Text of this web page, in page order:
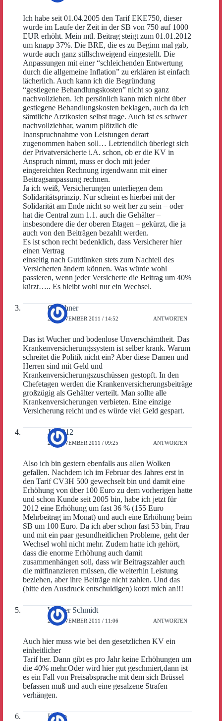
Ich habe seit 01.04.2005 den Tarif EKE750, dieser
wurde im Laufe der Zeit in der SB von 750 auf 1000
EUR erhöht. Mein mtl. Beitrag steigt zum 01.01.2012
um knapp 37%. Die BRE, die es zu Beginn mal gab,
wurde auch ganz stillschweigend eingestellt. Die
Anpassungen mit einer “schleichenden Entwertung
durch die allgemeine Inflation” zu erklären ist einfach
lächerlich. Auch kann ich die Begründung
“gestiegene Behandlungskosten” nicht so ganz
nachvollziehen. Ich persönlich kann mich nicht über
gestiegene Behandlungskosten beklagen, auch da ich
sämtliche Arztkosten selbst trage. Auch ist es schwer
nachvollziehbar, warum plötzlich die
Inanspruchnahme von Leistungen derart
zugenommen haben soll… Letztendlich überlegt sich
der Privatversicherte i.A. schon, ob er die KV in
Anspruch nimmt, muss er doch mit jeder
eingereichten Rechnung irgendwann mit einer
Beitragsanpassung rechnen.
Ja ich weiß, Versicherungen unterliegen dem
Solidaritätsprinzip. Nur scheint es hierbei mit der
Solidarität am Ende nicht so weit her zu sein – oder
hat die Central zum 1.1. auch die Gehälter –
insbesondere die der oberen Etagen – gekürzt, die ja
auch von den Beiträgen bezahlt werden.
Es ist schon recht bedenklich, dass Versicherer hier
einen Vertrag
einseitig nach Gutdünken stets zum Nachteil des
Versicherten ändern können. Was würde wohl
passieren, wenn jeder Versicherte die Beitrag um 40%
kürzt….. Es bleibt wohl nur ein Wechsel.
Girschner
28. NOVEMBER 2011 / 14:52 ANTWORTEN
Das ist Wucher und bodenlose Unverschämtheit. Das
Krankenversicherungssystem ist selber krank. Warum
schreitet die Politik nicht ein? Aber diese Damen und
Herren sind mit Geld und
Krankenversicherungszuschüssen gestopft. In den
Chefetagen werden die Krankenversicherungsbeiträge
großzügig als Gehälter verteilt. Man sollte alle
Krankenversicherungen verbieten. Eine einzige
Versicherung reicht und es würde viel Geld gespart.
Jack312
29. NOVEMBER 2011 / 09:25 ANTWORTEN
Also ich bin gestern ebenfalls aus allen Wolken
gefallen. Nachdem ich im Februar des Jahres erst in
den Tarif CV3H 500 gewechselt bin und damit eine
Erhöhung von über 100 Euro zu dem vorherigen hatte
und schon Kunde seit 2005 bin, habe ich jetzt für
2012 eine Erhöhung um fast 36 % (155 Euro
Mehrbeitrag im Monat) und auch eine Erhöhung beim
SB um 100 Euro. Da ich aber schon fast 53 bin, Frau
und mit ein paar gesundheitlichen Probleme, geht der
Wechsel wohl nicht mehr. Zudem hatte ich gehört,
dass die enorme Erhöhung auch damit
zusammenhängen soll, dass wir Beitragszahler auch
die mitfinanzieren müssen, die weiterhin Leistung
beziehen, aber ihre Beiträge nicht zahlen. Und das
(bitte den Ausdruck entschuldigen) kotzt mich an!!!
Werner Schmidt
29. NOVEMBER 2011 / 11:06 ANTWORTEN
Auch hier muss wie bei den gesetzlichen KV ein
einheitlicher
Tarif her. Dann gibt es pro Jahr keine Erhöhungen um
die 40% mehr.Oder wird hier gut geschmiert,dann ist
es ein Fall von Preisabsprache mit dem sich Brüssel
befassen muß und auch eine gesalzene Strafen
verhängen.
Heiko